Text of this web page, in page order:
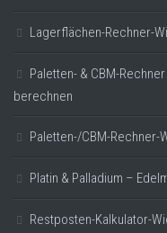
Lagerflächen-Rechner-
Paletten- & CBM-
berechnen
Paletten-/CBM-
Platin & Palladium –
Restposten-Kalkulator-